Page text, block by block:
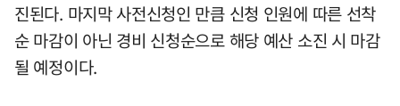
진된다. 마지막 사전신청인 만큼 신청 인원에 따른 선착
순 마감이 아닌 경비 신청순으로 해당 예산 소진 시 마감
될 예정이다.